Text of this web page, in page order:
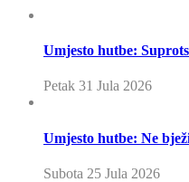
Umjesto hutbe:
Petak 31 Jula 2026
Umjesto hutbe: Ne
Subota 25 Jula 2026